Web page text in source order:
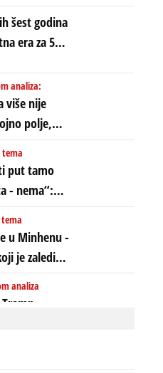
„kraj jedne
sa
forma te
se na
ali
šest godina
era za 5
Stiže lavina
analiza:
više nije
polje,
KOJI
CEO
SVET
tema
put tamo
- nema“:
starim
Bez
u
su sada
Zelenski
u Minhenu -
je zaledio
i duboko
(ceo
analiza
ugrabi
-